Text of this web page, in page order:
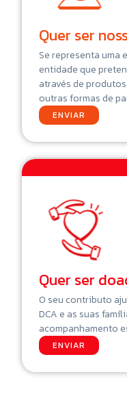
Quer ser
Se representa uma
entidade que
através de
outras formas de
ENVIAR
Quer ser
O seu contributo
DCA e as suas
acompanhamento
ENVIAR